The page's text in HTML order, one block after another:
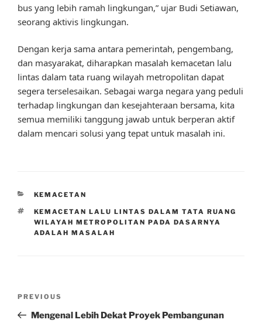
bus yang lebih ramah lingkungan,” ujar Budi Setiawan,
seorang aktivis lingkungan.
Dengan kerja sama antara pemerintah, pengembang,
dan masyarakat, diharapkan masalah kemacetan lalu
lintas dalam tata ruang wilayah metropolitan dapat
segera terselesaikan. Sebagai warga negara yang peduli
terhadap lingkungan dan kesejahteraan bersama, kita
semua memiliki tanggung jawab untuk berperan aktif
dalam mencari solusi yang tepat untuk masalah ini.
CATEGORIES
KEMACETAN
TAGS
KEMACETAN LALU LINTAS DALAM TATA RUANG
WILAYAH METROPOLITAN PADA DASARNYA
ADALAH MASALAH
Previous
Post
PREVIOUS
Mengenal Lebih Dekat Proyek Pembangunan